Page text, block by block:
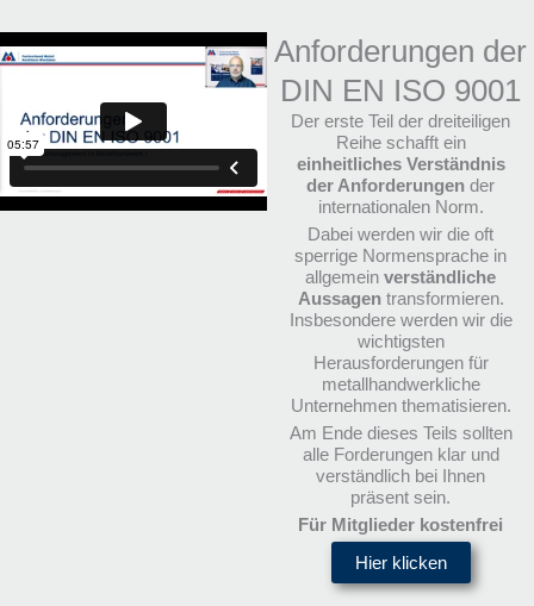
Anforderungen der
DIN EN ISO 9001
Der erste Teil der dreiteiligen
Reihe schafft ein
einheitliches Verständnis
der Anforderungen der
internationalen Norm.
Dabei werden wir die oft
sperrige Normensprache in
allgemein verständliche
Aussagentransformieren.
Insbesondere werden wir die
wichtigsten
Herausforderungen für
metallhandwerkliche
Unternehmen thematisieren.
Am Ende dieses Teils sollten
alle Forderungen klar und
verständlich bei Ihnen
präsent sein.
Für Mitglieder kostenfrei
Hier klicken